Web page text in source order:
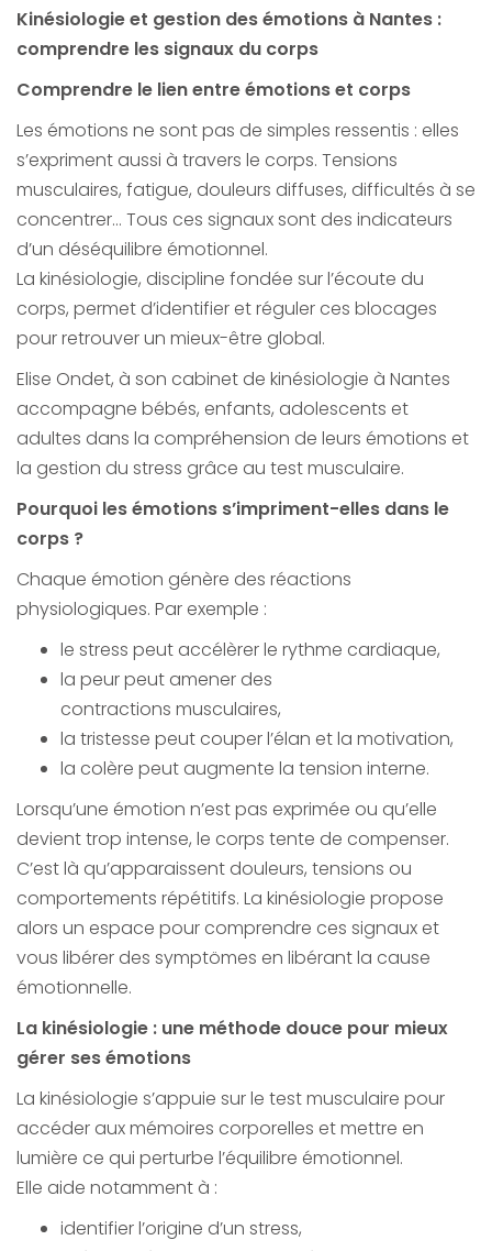
Kinésiologie et gestion des émotions à Nantes :
comprendre les signaux du corps
Comprendre le lien entre émotions et corps
Les émotions ne sont pas de simples ressentis : elles
s’expriment aussi à travers le corps. Tensions
musculaires, fatigue, douleurs diffuses, difficultés à se
concentrer… Tous ces signaux sont des indicateurs
d’un déséquilibre émotionnel.
La kinésiologie, discipline fondée sur l’écoute du
corps, permet d’identifier et réguler ces blocages
pour retrouver un mieux-être global.
Elise Ondet, à son cabinet de kinésiologie à Nantes
accompagne bébés, enfants, adolescents et
adultes dans la compréhension de leurs émotions et
la gestion du stress grâce au test musculaire.
Pourquoi les émotions s’impriment-elles dans le
corps ?
Chaque émotion génère des réactions
physiologiques. Par exemple :
le stress peut accélèrer le rythme cardiaque,
la peur peut amener des
contractions musculaires,
la tristesse peut couper l’élan et la motivation,
la colère peut augmente la tension interne.
Lorsqu’une émotion n’est pas exprimée ou qu’elle
devient trop intense, le corps tente de compenser.
C’est là qu’apparaissent douleurs, tensions ou
comportements répétitifs. La kinésiologie propose
alors un espace pour comprendre ces signaux et
vous libérer des symptömes en libérant la cause
émotionnelle.
La kinésiologie : une méthode douce pour mieux
gérer ses émotions
La kinésiologie s’appuie sur le test musculaire pour
accéder aux mémoires corporelles et mettre en
lumière ce qui perturbe l’équilibre émotionnel.
Elle aide notamment à :
identifier l’origine d’un stress,